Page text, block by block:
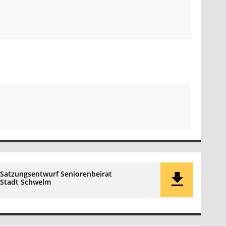
Satzungsentwurf Seniorenbeirat
Stadt Schwelm